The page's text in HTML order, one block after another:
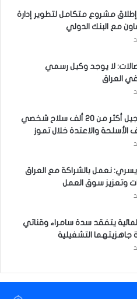
إطلاق مشروع متكامل لتطوير إدارة
مع البنك الدولي
لا يوجد وكيل رسمي
في العراق
الداخلية: تسجيل أكثر من 20 ألف سلاح شخصي
الأسلحة والاعتدة خلال تموز
نعمل بالشراكة مع العراق
وتعزيز سوق العمل
المائية يتفقد سدة سامراء وقناتي
جاهزيتهما التشغيلية